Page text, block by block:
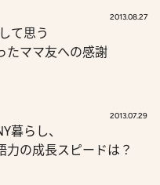
2013.08.27
て思う
たママ友への感謝
2013.07.29
暮らし、
力の成長スピードは？